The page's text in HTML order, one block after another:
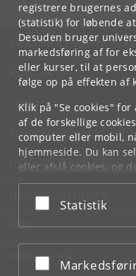
registrere brugernes
(statistik) for løbende
Desuden bruger
markedsføring af for
eller kurser, til at
følge op på effekten af
Klik på "Se cookies"
af de forskellige
computer eller mobil,
hjemmeside. Du kan
eller afslå cookies, og
underCookie- og
bunden af hver side.
Acceptér eller
Statistik
Acceptér eller
KØBENHAVNS
KONTAKT
SERVICES
FOR STUDERENDE OG
JOB OG KARRIERE
NØDSITUATIONER
WEB
MØD KU PÅ